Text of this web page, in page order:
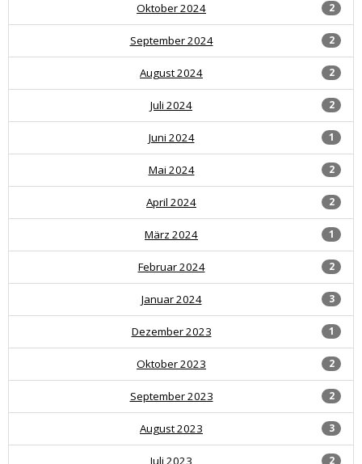
2
Oktober 2024
2
September 2024
2
August 2024
2
Juli 2024
1
Juni 2024
2
Mai 2024
2
April 2024
1
März 2024
2
Februar 2024
3
Januar 2024
1
Dezember 2023
2
Oktober 2023
2
September 2023
3
August 2023
2
Juli 2023